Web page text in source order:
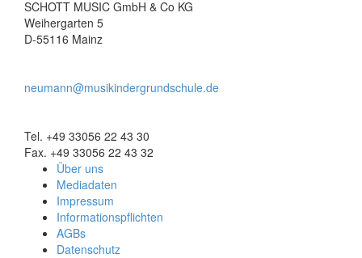
SCHOTT MUSIC GmbH & Co KG
Weihergarten 5
D-55116 Mainz
neumann@musikindergrundschule.de
Tel. +49 33056 22 43 30
Fax. +49 33056 22 43 32
Über uns
Mediadaten
Impressum
Informationspflichten
AGBs
Datenschutz